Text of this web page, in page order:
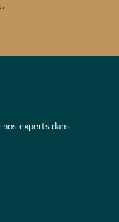
nos experts dans